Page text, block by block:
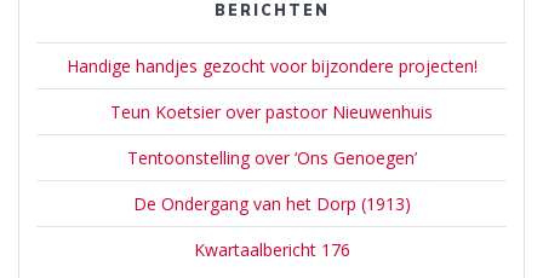
BERICHTEN
Handige handjes gezocht voor bijzondere projecten!
Teun Koetsier over pastoor Nieuwenhuis
Tentoonstelling over ‘Ons Genoegen’
De Ondergang van het Dorp (1913)
Kwartaalbericht 176